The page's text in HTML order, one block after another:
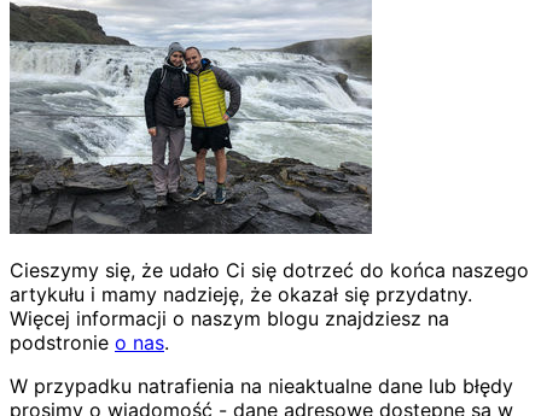
Cieszymy się, że udało Ci się dotrzeć do końca naszego
artykułu i mamy nadzieję, że okazał się przydatny.
Więcej informacji o naszym blogu znajdziesz na
podstronie o nas.
W przypadku natrafienia na nieaktualne dane lub błędy
prosimy o wiadomość - dane adresowe dostępne są w